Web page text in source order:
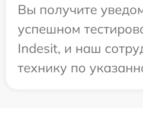
Вы получите
успешном
Indesit, и наш
технику по